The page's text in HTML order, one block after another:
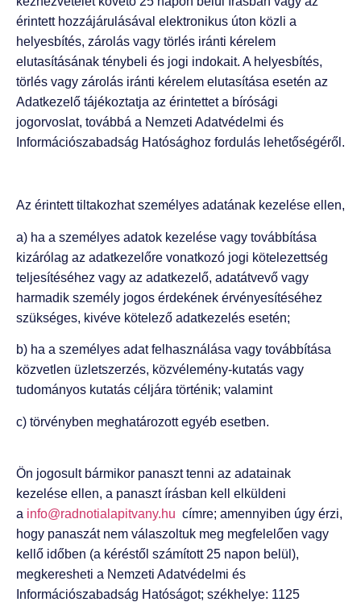
érintett hozzájárulásával elektronikus úton közli a
helyesbítés, zárolás vagy törlés iránti kérelem
elutasításának ténybeli és jogi indokait. A helyesbítés,
törlés vagy zárolás iránti kérelem elutasítása esetén az
Adatkezelő tájékoztatja az érintettet a bírósági
jogorvoslat, továbbá a Nemzeti Adatvédelmi és
Információszabadság Hatósághoz fordulás lehetőségéről.
Az érintett tiltakozhat személyes adatának kezelése ellen,
a) ha a személyes adatok kezelése vagy továbbítása
kizárólag az adatkezelőre vonatkozó jogi kötelezettség
teljesítéséhez vagy az adatkezelő, adatátvevő vagy
harmadik személy jogos érdekének érvényesítéséhez
szükséges, kivéve kötelező adatkezelés esetén;
b) ha a személyes adat felhasználása vagy továbbítása
közvetlen üzletszerzés, közvélemény-kutatás vagy
tudományos kutatás céljára történik; valamint
c) törvényben meghatározott egyéb esetben.
Ön jogosult bármikor panaszt tenni az adatainak
kezelése ellen, a panaszt írásban kell elküldeni
a info@radnotialapitvany.hu címre; amennyiben úgy érzi,
hogy panaszát nem válaszoltuk meg megfelelően vagy
kellő időben (a kéréstől számított 25 napon belül),
megkeresheti a Nemzeti Adatvédelmi és
Információszabadság Hatóságot; székhelye: 1125